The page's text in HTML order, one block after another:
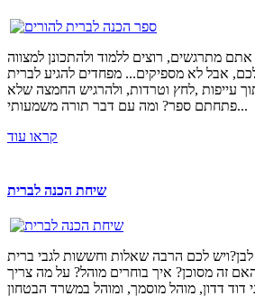
מתרגשים, רוצים ללמוד ולהתכונן למצווה
אבל לא מספיקים... מפחדים להגיע לברית
עייפות ,לחץ וטרדות, ולהרגיש החמצה שלא
פתחתם ספר? ומה עם דבר תורה משמעותי...
קראו עוד
שיחת הכנה לברית
לכם הרבה שאלות וחששות לגבי ברית
זה מסוכן? איך בוחרים מוהל? על מה צריך